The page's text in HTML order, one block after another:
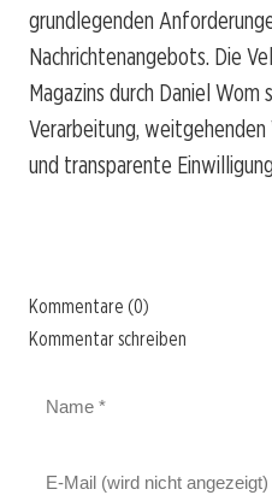
grundlegenden
Nachrichtenangebots. Die
Magazins durch Daniel
Verarbeitung,
und transparente
Kommentare (0)
Kommentar schreiben